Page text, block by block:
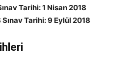
Tarihi: 1 Nisan 2018
Tarihi: 9 Eylül 2018